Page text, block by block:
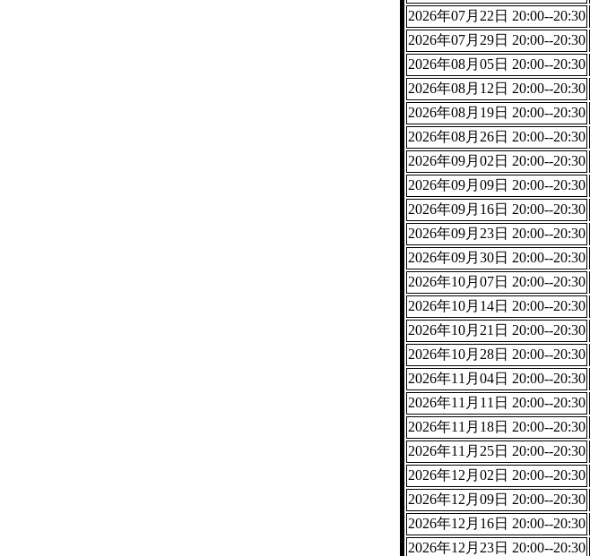
2026年07月22日 20:00--20:30
2026年07月29日 20:00--20:30
2026年08月05日 20:00--20:30
2026年08月12日 20:00--20:30
2026年08月19日 20:00--20:30
2026年08月26日 20:00--20:30
2026年09月02日 20:00--20:30
2026年09月09日 20:00--20:30
2026年09月16日 20:00--20:30
2026年09月23日 20:00--20:30
2026年09月30日 20:00--20:30
2026年10月07日 20:00--20:30
2026年10月14日 20:00--20:30
2026年10月21日 20:00--20:30
2026年10月28日 20:00--20:30
2026年11月04日 20:00--20:30
2026年11月11日 20:00--20:30
2026年11月18日 20:00--20:30
2026年11月25日 20:00--20:30
2026年12月02日 20:00--20:30
2026年12月09日 20:00--20:30
2026年12月16日 20:00--20:30
2026年12月23日 20:00--20:30